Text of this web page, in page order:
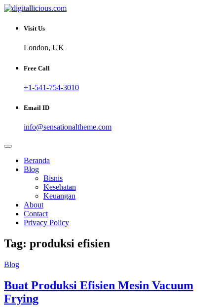
Skip
content
digitallicious.com
Sharing Digital Information
Visit Us
London, UK
Free Call
+1-541-754-3010
Email ID
info@sensationaltheme.com
Beranda
Blog
Bisnis
Kesehatan
Keuangan
About
Contact
Privacy Policy
Tag: produksi efisien
Blog
Buat Produksi Efisien Mesin Vacuum
Frying